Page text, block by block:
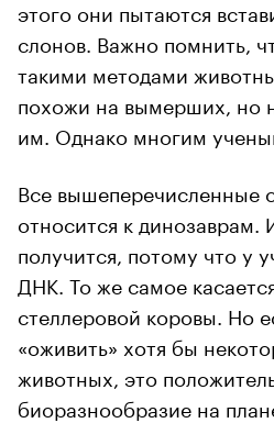
этого они пытаются
слонов. Важно помнить,
такими методами
похожи на вымерших, но
им. Однако многим
Все вышеперечисленные
относится к динозаврам.
получится, потому что у
ДНК. То же самое
стеллеровой коровы. Но
«оживить» хотя бы
животных, это
биоразнообразие на